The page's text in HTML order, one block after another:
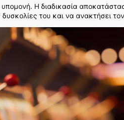
Η διαδικασία
του και να ανακτήσει